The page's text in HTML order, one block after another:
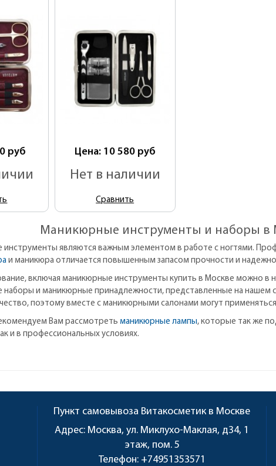
руб Цена: 10 580 руб
Нет в наличии
Сравнить
Маникюрные инструменты и наборы в
являются важным элементом в работе с ногтями.
и маникюра отличается повышенным запасом прочности и
включая маникюрные инструменты купить в Москве можно в
и маникюрные принадлежности, представленные на нашем
поэтому вместе с маникюрными салонами могут
Вам рассмотреть маникюрные лампы, которые так же
и в профессиональных условиях.
Пункт самовывоза Витакосметик в Москве
Адрес: Москва, ул. Миклухо-Маклая, д34, 1
этаж, пом. 5
Телефон: +74951353571